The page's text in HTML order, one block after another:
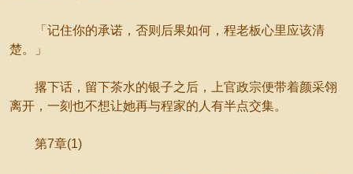
「记住你的承诺，否则后果如何，程老板心里应该清
楚。」
撂下话，留下茶水的银子之后，上官政宗便带着颜采翎
离开，一刻也不想让她再与程家的人有半点交集。
第7章(1)